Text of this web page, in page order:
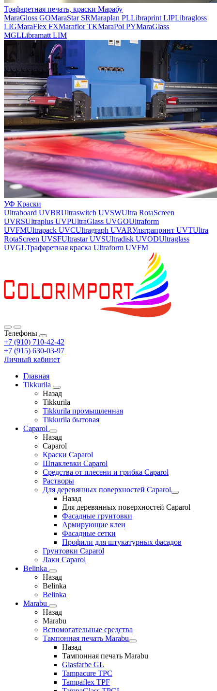
Трафаретная печать, краски Марабу
MaraGloss GOMaraStar SRMaraplan PLLibraprint LIPLibragloss
LIGMaraFlex FXMaraflor TKMaraPol PYMaraGlass
MGLLibramatt LIM
УФ Краски
Ultraboard UVBRUltraswitch UVSWUltra RotaScreen
UVRSUltraplus UVPUltraGlass UVGOUltraform
UVFMUltrapack UVCUltragraph UVARУльтрапринт UVTUltra
RotaScreen UVSFUltrastar UVSUltradisk UVODUltraglass
UVGLТрафаретная краска Ultraform UVFM
Телефоны
+7 (910) 710-42-42
+7 (915) 630-03-97
Личный кабинет
Главная
Tikkurila
Назад
Tikkurila
Tikkurila промышленная
Tikkurila бытовая
Caparol
Назад
Caparol
Краски Caparol
Шпаклевки Caparol
Средства от плесени и грибка Caparol
Растворы
Для деревянных поверхностей Caparol
Назад
Для деревянных поверхностей Caparol
Фасадные грунтовки
Армирующие клеи
Фасадные сетки
Профили для штукатурных фасадов
Грунтовки Caparol
Лаки Caparol
Belinka
Назад
Belinka
Belinka
Marabu
Назад
Marabu
Вспомогательные средства
Тампонная печать Marabu
Назад
Тампонная печать Marabu
Glasfarbe GL
Tampacure TPC
Tampaflex TPF